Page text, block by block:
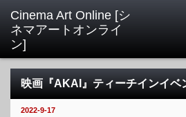
映画『AKAI』ティーチインイベ
2022-9-17